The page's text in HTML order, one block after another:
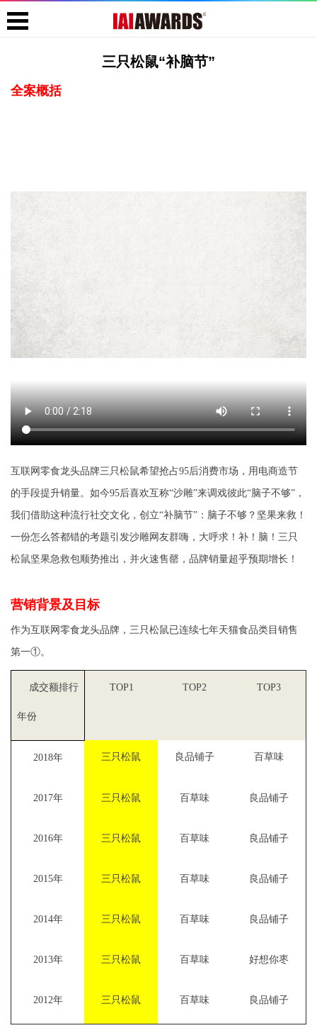
三只松鼠“补脑节”
全案概括
互联网零食龙头品牌三只松鼠希望抢占95后消费市场，用电商造节
的手段提升销量。如今95后喜欢互称“沙雕”来调戏彼此“脑子不够”，
我们借助这种流行社交文化，创立“补脑节”：脑子不够？坚果来救！
一份怎么答都错的考题引发沙雕网友群嗨，大呼求！补！脑！三只
松鼠坚果急救包顺势推出，并火速售罄，品牌销量超乎预期增长！
营销背景及目标
作为互联网零食龙头品牌，三只松鼠已连续七年天猫食品类目销售
第一①。
成交额排行
年份
TOP1 TOP2 TOP3
2018年 三只松鼠 良品铺子 百草味
2017年 三只松鼠 百草味 良品铺子
2016年 三只松鼠 百草味 良品铺子
2015年 三只松鼠 百草味 良品铺子
2014年 三只松鼠 百草味 良品铺子
2013年 三只松鼠 百草味 好想你枣
2012年 三只松鼠 百草味 良品铺子